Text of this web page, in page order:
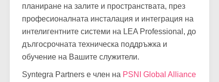
експерти поема целия процес – от
първоначалната консултация и акустичното
планиране на залите и пространствата, през
професионалната инсталация и интеграция на
интелигентните системи на LEA Professional, до